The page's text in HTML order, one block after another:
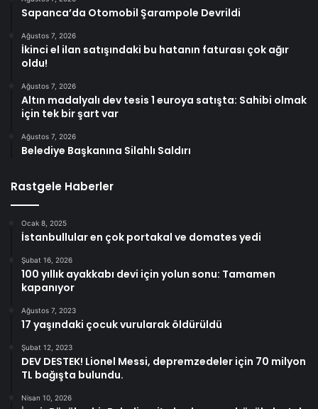
Sapanca’da Otomobil Şarampole Devrildi
Ağustos 7, 2026
İkinci el ilan satışındaki bu hatanın faturası çok ağır
oldu!
Ağustos 7, 2026
Altın madalyalı dev tesis 1 euroya satışta: Sahibi olmak
için tek bir şart var
Ağustos 7, 2026
Belediye Başkanına Silahlı Saldırı
Rastgele Haberler
Ocak 8, 2025
İstanbullular en çok portakal ve domates yedi
Şubat 16, 2026
100 yıllık ayakkabı devi için yolun sonu: Tamamen
kapanıyor
Ağustos 7, 2023
17 yaşındaki çocuk vurularak öldürüldü
Şubat 12, 2023
DEV DESTEK! Lionel Messi, depremzedeler için 70 milyon
TL bağışta bulundu.
Nisan 10, 2026